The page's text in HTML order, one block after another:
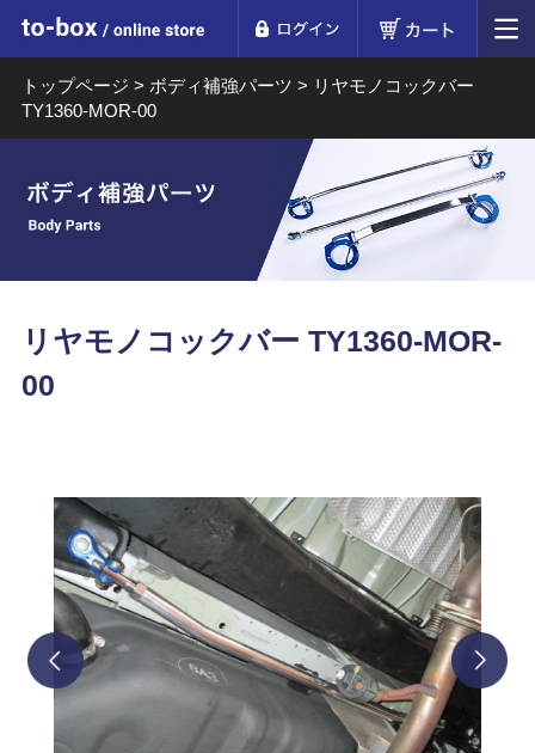
to-box online store
トップページ > ボディ補強パーツ > リヤモノコックバー
TY1360-MOR-00
リヤモノコックバー TY1360-MOR-
00
prev